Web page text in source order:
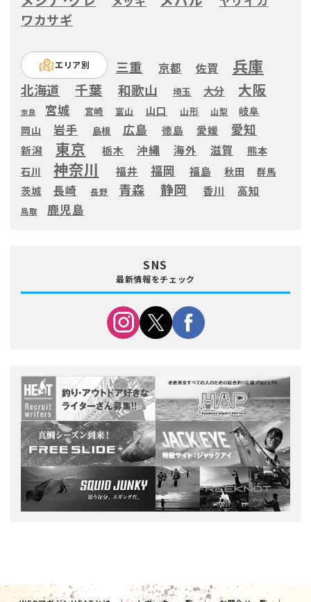
ワカサギ
エリア別 三重 京都 佐賀 兵庫
北海道 千葉 和歌山 埼玉 大分 大阪
奈良 宮城 宮崎 富山 山口 山形 山梨
岐阜
岡山
岩手 島根 広島 徳島 愛媛 愛知
新潟 東京 栃木 沖縄 海外 滋賀
熊本
石川
神奈川 福井 福岡 福島 秋田 群馬
茨城 長崎 長野 青森 静岡 香川 高知
鳥取 鹿児島
SNS
最新情報をチェック